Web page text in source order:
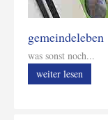
gemeindeleben
was sonst noch...
weiter lesen